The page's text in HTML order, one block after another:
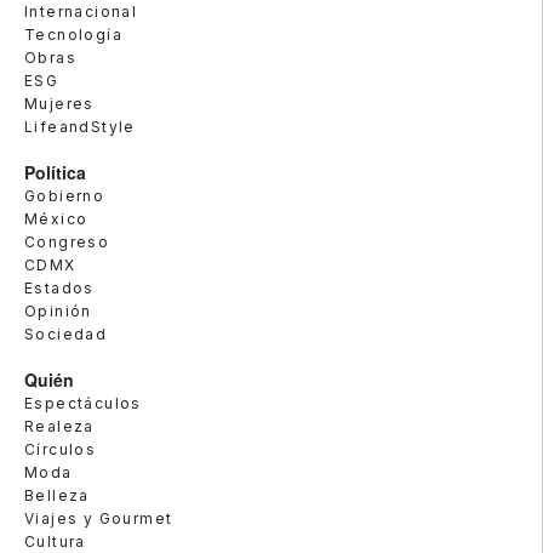
Internacional
Tecnología
Obras
ESG
Mujeres
LifeandStyle
Política
Gobierno
México
Congreso
CDMX
Estados
Opinión
Sociedad
Quién
Espectáculos
Realeza
Círculos
Moda
Belleza
Viajes y Gourmet
Cultura